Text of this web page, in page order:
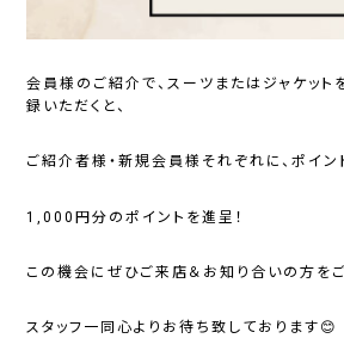
会員様のご紹介で、スーツまたはジャケッ
録いただくと、
ご紹介者様・新規会員様それぞれに、ポイン
1,000円分のポイント を進呈！
この機会にぜひご来店＆お知り合いの方を
スタッフ一同心よりお待ち致しております😊